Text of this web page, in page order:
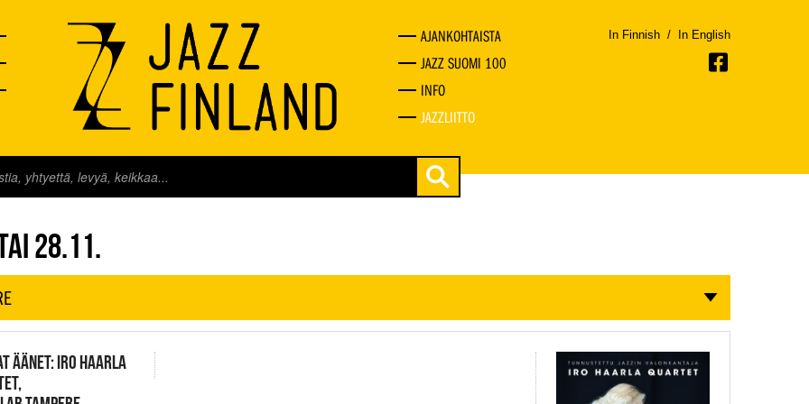
AJANKOHTAISTA
JAZZ SUOMI 100
INFO
JAZZLIITTO
In Finnish / In English
LIVE
28.11.
ÄÄNET: IRO HAARLA